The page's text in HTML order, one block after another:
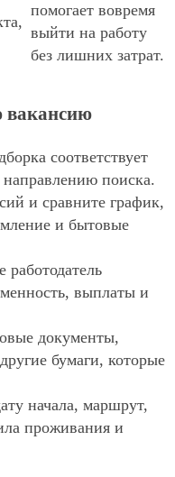
помогает вовремя
выйти на работу
без лишних затрат.
вакансию
соответствует
поиска.
и сравните график,
и бытовые
работодатель
выплаты и
документы,
бумаги, которые
начала, маршрут,
проживания и